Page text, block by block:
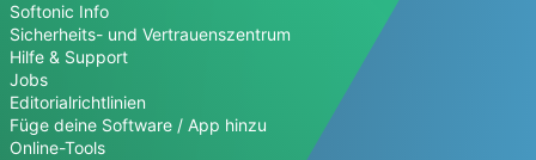
Softonic Info
Sicherheits- und Vertrauenszentrum
Hilfe & Support
Jobs
Editorialrichtlinien
Füge deine Software / App hinzu
Online-Tools